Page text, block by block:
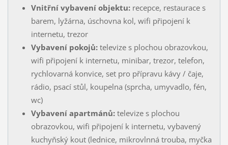
Vnitřní vybavení objektu: recepce, restaurace s
barem, lyžárna, úschovna kol, wifi připojení k
internetu, trezor
Vybavení pokojů: televize s plochou obrazovkou,
wifi připojení k internetu, minibar, trezor, telefon,
rychlovarná konvice, set pro přípravu kávy / čaje,
rádio, psací stůl, koupelna (sprcha, umyvadlo, fén,
wc)
Vybavení apartmánů: televize s plochou
obrazovkou, wifi připojení k internetu, vybavený
kuchyňský kout (lednice, mikrovlnná trouba, myčka